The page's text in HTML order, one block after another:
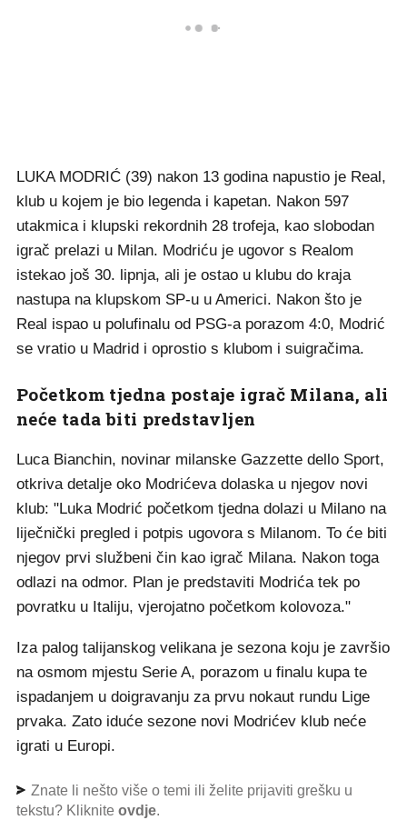
LUKA MODRIĆ (39) nakon 13 godina napustio je Real,
klub u kojem je bio legenda i kapetan. Nakon 597
utakmica i klupski rekordnih 28 trofeja, kao slobodan
igrač prelazi u Milan. Modriću je ugovor s Realom
istekao još 30. lipnja, ali je ostao u klubu do kraja
nastupa na klupskom SP-u u Americi. Nakon što je
Real ispao u polufinalu od PSG-a porazom 4:0, Modrić
se vratio u Madrid i oprostio s klubom i suigračima.
Početkom tjedna postaje igrač Milana, ali
neće tada biti predstavljen
Luca Bianchin, novinar milanske Gazzette dello Sport,
otkriva detalje oko Modrićeva dolaska u njegov novi
klub: "Luka Modrić početkom tjedna dolazi u Milano na
liječnički pregled i potpis ugovora s Milanom. To će biti
njegov prvi službeni čin kao igrač Milana. Nakon toga
odlazi na odmor. Plan je predstaviti Modrića tek po
povratku u Italiju, vjerojatno početkom kolovoza."
Iza palog talijanskog velikana je sezona koju je završio
na osmom mjestu Serie A, porazom u finalu kupa te
ispadanjem u doigravanju za prvu nokaut rundu Lige
prvaka. Zato iduće sezone novi Modrićev klub neće
igrati u Europi.
Znate li nešto više o temi ili želite prijaviti grešku u
tekstu? Kliknite ovdje.